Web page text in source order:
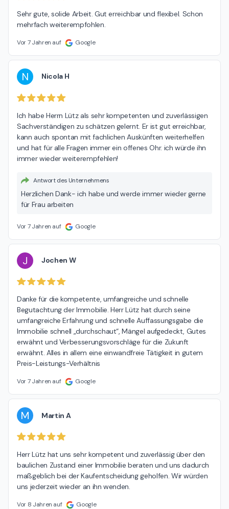
Sehr gute, solide Arbeit. Gut erreichbar und flexibel. Schon
mehrfach weiterempfohlen.
Vor 7 Jahren auf Google
N Nicola H
Ich habe Herrn Lütz als sehr kompetenten und zuverlässigen
Sachverständigen zu schätzen gelernt. Er ist gut erreichbar,
kann auch spontan mit fachlichen Auskünften weiterhelfen
und hat für alle Fragen immer ein offenes Ohr. ich würde ihn
immer wieder weiterempfehlen!
Antwort des Unternehmens
Herzlichen Dank- ich habe und werde immer wieder gerne
für Frau arbeiten
Vor 7 Jahren auf Google
J Jochen W
Danke für die kompetente, umfangreiche und schnelle
Begutachtung der Immobilie. Herr Lütz hat durch seine
umfangreiche Erfahrung und schnelle Auffassungsgabe die
Immobilie schnell „durchschaut“, Mängel aufgedeckt, Gutes
erwähnt und Verbesserungsvorschläge für die Zukunft
erwähnt. Alles in allem eine einwandfreie Tätigkeit in gutem
Preis-Leistungs-Verhältnis
Vor 7 Jahren auf Google
M Martin A
Herr Lütz hat uns sehr kompetent und zuverlässig über den
baulichen Zustand einer Immobilie beraten und uns dadurch
maßgeblich bei der Kaufentscheidung geholfen. Wir würden
uns jederzeit wieder an ihn wenden.
Vor 8 Jahren auf Google